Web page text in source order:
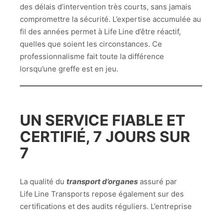
des délais d’intervention très courts, sans jamais
compromettre la sécurité. L’expertise accumulée au
fil des années permet à Life Line d’être réactif,
quelles que soient les circonstances. Ce
professionnalisme fait toute la différence
lorsqu’une greffe est en jeu.
UN SERVICE FIABLE ET
CERTIFIÉ, 7 JOURS SUR
7
La qualité du transport d’organes assuré par
Life Line Transports repose également sur des
certifications et des audits réguliers. L’entreprise